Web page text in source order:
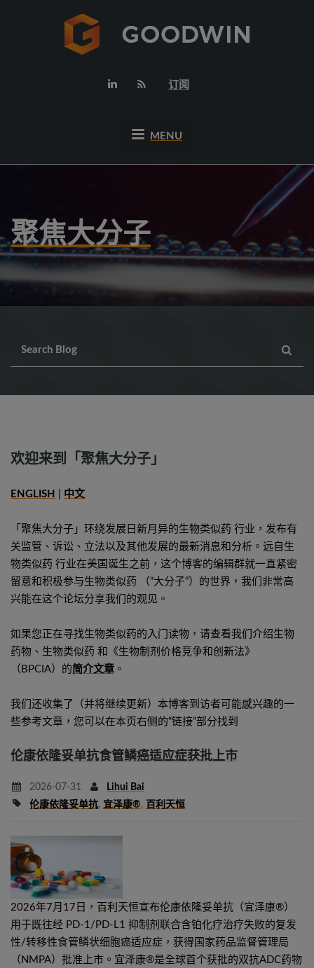
订阅
MENU
聚焦大分子
欢迎来到「聚焦大分子」
ENGLISH 中文
「聚焦大分子」环绕发展日新月异的生物类似药 行业，发布有
关监管、诉讼、立法以及其他发展的最新消息和分析。远自生
物类似药 行业在美国诞生之前，这个博客的编辑群就一直紧密
留意和积极参与生物类似药 （“大分子”）的世界，我们非常高
兴能在这个论坛分享我们的观见。
如果您正在寻找生物类似药的入门读物，请查看我们介绍生物
药物、生物类似药 和《生物制剂价格竞争和创新法》
（BPCIA）的简介文章 。
我们还收集了（并将继续更新）本博客到访者可能感兴趣的一
些参考文章，您可以在本页右侧的“链接”部分找到
伦康依隆妥单抗食管鳞癌适应症获批上市
2026-07-31
Lihui Bai
伦康依隆妥单抗, 宜泽康®, 百利天恒
2026年7月17日，百利天恒宣布伦康依隆妥单抗（宜泽康®）
用于既往经 PD-1/PD-L1 抑制剂联合含铂化疗治疗失败的复发
性/转移性食管鳞状细胞癌适应症，获得国家药品监督管理局
（NMPA）批准上市。宜泽康®是全球首个获批的双抗ADC药物